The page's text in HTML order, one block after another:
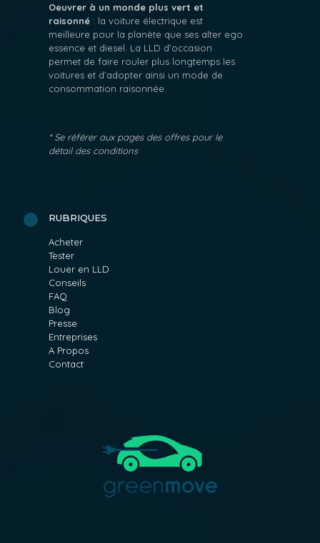
Oeuvrer à un monde plus vert et
raisonné : la voiture électrique est
meilleure pour la planète que ses alter ego
essence et diesel. La LLD d’occasion
permet de faire rouler plus longtemps les
voitures et d’adopter ainsi un mode de
consommation raisonnée.
* Se référer aux pages des offres pour le
détail des conditions
RUBRIQUES
Acheter
Tester
Louer en LLD
Conseils
FAQ
Blog
Presse
Entreprises
A Propos
Contact